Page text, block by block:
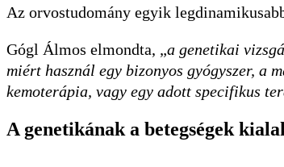
Az orvostudomány egyik
Gógl Álmos elmondta, „a genetikai
miért használ egy bizonyos gyógyszer, a
kemoterápia, vagy egy adott specifikus
A genetikának a betegségek